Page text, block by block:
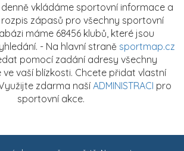
denně vkládáme sportovní informace a
zápasů pro všechny sportovní
máme 68456 klubů, které jsou
- Na hlavní straně sportmap.cz
pomocí zadání adresy všechny
vaší blízkosti. Chcete přidat vlastní
zdarma naší ADMINISTRACI pro
sportovní akce.